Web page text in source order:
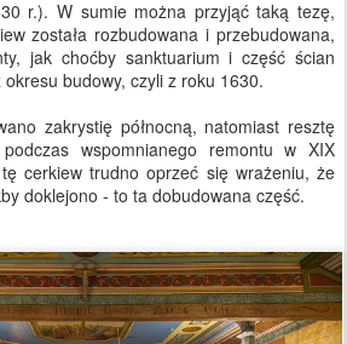
r.). W sumie można przyjąć taką tezę,
została rozbudowana i przebudowana,
jak choćby sanktuarium i część ścian
budowy, czyli z roku 1630.
zakrystię północną, natomiast resztę
wspomnianego remontu w XIX
cerkiew trudno oprzeć się wrażeniu, że
doklejono - to ta dobudowana część.